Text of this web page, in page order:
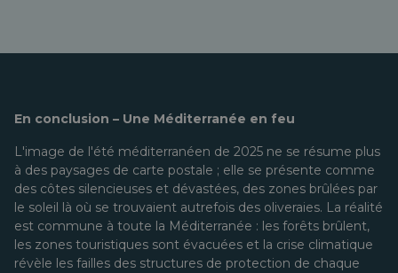
En conclusion – Une Méditerranée en feu
L'image de l'été méditerranéen de 2025 ne se résume plus
à des paysages de carte postale ; elle se présente comme
des côtes silencieuses et dévastées, des zones brûlées par
le soleil là où se trouvaient autrefois des oliveraies. La réalité
est commune à toute la Méditerranée : les forêts brûlent,
les zones touristiques sont évacuées et la crise climatique
révèle les failles des structures de protection de chaque